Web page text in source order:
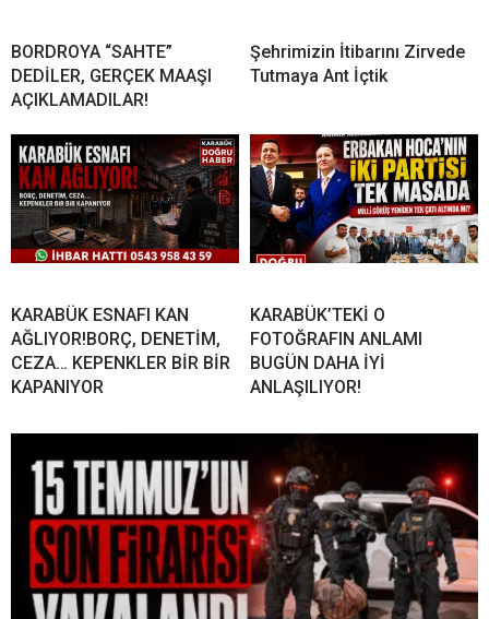
BORDROYA “SAHTE”
DEDİLER, GERÇEK MAAŞI
AÇIKLAMADILAR!
Şehrimizin İtibarını Zirvede
Tutmaya Ant İçtik
KARABÜK ESNAFI KAN
AĞLIYOR!BORÇ, DENETİM,
CEZA… KEPENKLER BİR BİR
KAPANIYOR
KARABÜK’TEKİ O
FOTOĞRAFIN ANLAMI
BUGÜN DAHA İYİ
ANLAŞILIYOR!